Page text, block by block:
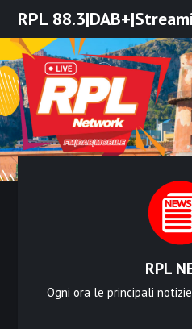
Skip
content
RPL
RPL
Ogni ora le principali